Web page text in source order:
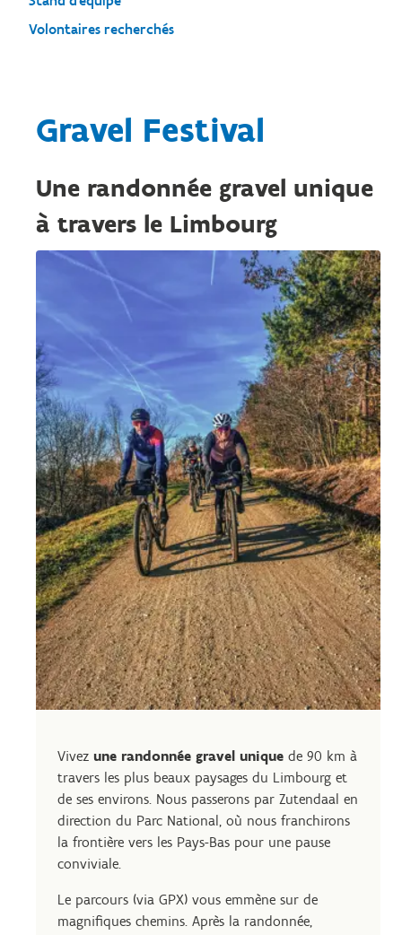
Volontaires recherchés
Gravel Festival
Une randonnée gravel unique
à travers le Limbourg
Vivez une randonnée gravel unique de 90 km à
travers les plus beaux paysages du Limbourg et
de ses environs. Nous passerons par Zutendaal en
direction du Parc National, où nous franchirons
la frontière vers les Pays-Bas pour une pause
conviviale.
Le parcours (via GPX) vous emmène sur de
magnifiques chemins. Après la randonnée,